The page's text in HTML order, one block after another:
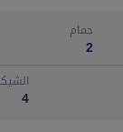
حمام
2
4